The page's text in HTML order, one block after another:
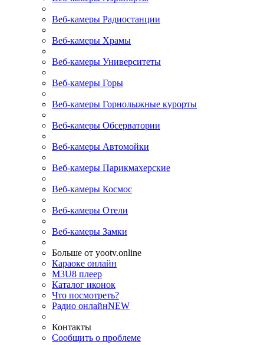
Веб-камеры Радиостанции
Веб-камеры Храмы
Веб-камеры Университеты
Веб-камеры Горы
Веб-камеры Горнолыжные курорты
Веб-камеры Обсерватории
Веб-камеры Автомойки
Веб-камеры Парикмахерские
Веб-камеры Космос
Веб-камеры Отели
Веб-камеры Замки
Больше от yootv.online
Караоке онлайн
M3U8 плеер
Каталог иконок
Что посмотреть?
Радио онлайнNEW
Контакты
Сообщить о проблеме